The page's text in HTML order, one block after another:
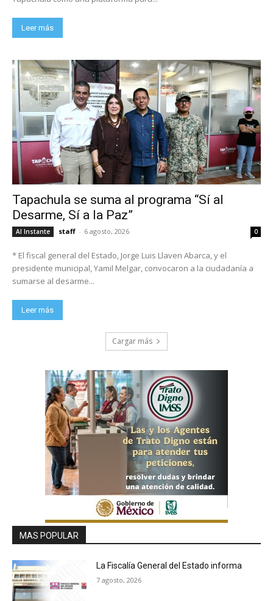
Leer más
Tapachula se suma al programa “Sí al
Desarme, Sí a la Paz”
Al Instante staff - 6 agosto, 2026 0
* El fiscal general del Estado, Jorge Luis Llaven Abarca, y el
presidente municipal, Yamil Melgar, convocaron a la ciudadanía a
sumarse al desarme...
Leer más
Cargar más
MAS POPULAR
La Fiscalía General del Estado informa
7 agosto, 2026